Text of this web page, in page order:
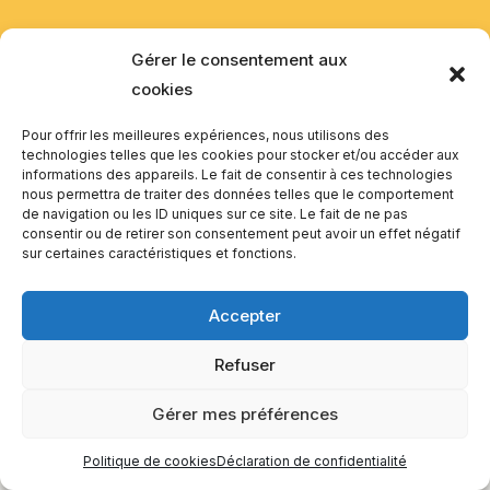
Gérer le consentement aux
cookies
Pour offrir les meilleures expériences, nous utilisons des
technologies telles que les cookies pour stocker et/ou accéder aux
informations des appareils. Le fait de consentir à ces technologies
nous permettra de traiter des données telles que le comportement
de navigation ou les ID uniques sur ce site. Le fait de ne pas
consentir ou de retirer son consentement peut avoir un effet négatif
sur certaines caractéristiques et fonctions.
Accepter
Refuser
Gérer mes préférences
Politique de cookiesDéclaration de confidentialité